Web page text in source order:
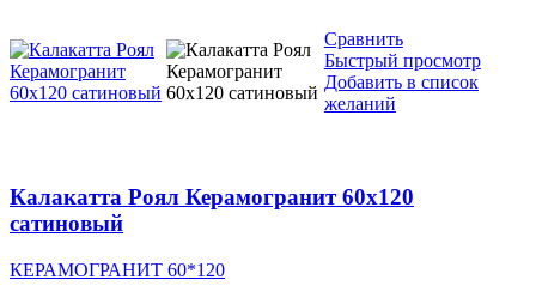
Сравнить
Быстрый просмотр
Добавить в список
желаний
Калакатта Роял Керамогранит 60х120
сатиновый
КЕРАМОГРАНИТ 60*120